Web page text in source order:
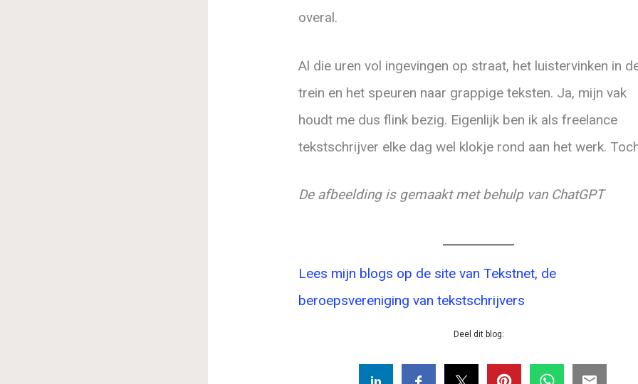
overal.
Al die uren vol ingevingen op straat, het luistervinken in
trein en het speuren naar grappige teksten. Ja, mijn vak
houdt me dus flink bezig. Eigenlijk ben ik als freelance
tekstschrijver elke dag wel klokje rond aan het werk.
De afbeelding is gemaakt met behulp van ChatGPT
Lees mijn blogs op de site van Tekstnet, de
beroepsvereniging van tekstschrijvers
Deel dit blog: